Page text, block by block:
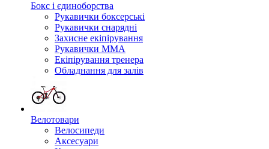
Бокс і єдиноборства
Рукавички боксерські
Рукавички снарядні
Захисне екіпірування
Рукавички ММА
Екіпірування тренера
Обладнання для залів
Велотовари
Велосипеди
Аксесуари